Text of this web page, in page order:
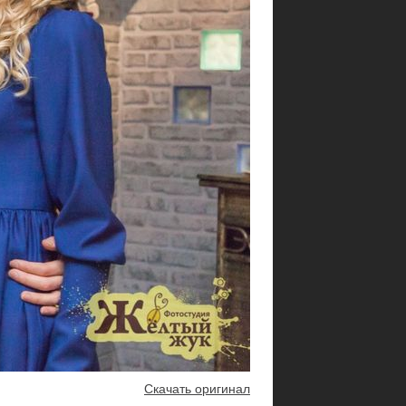
Скачать оригинал